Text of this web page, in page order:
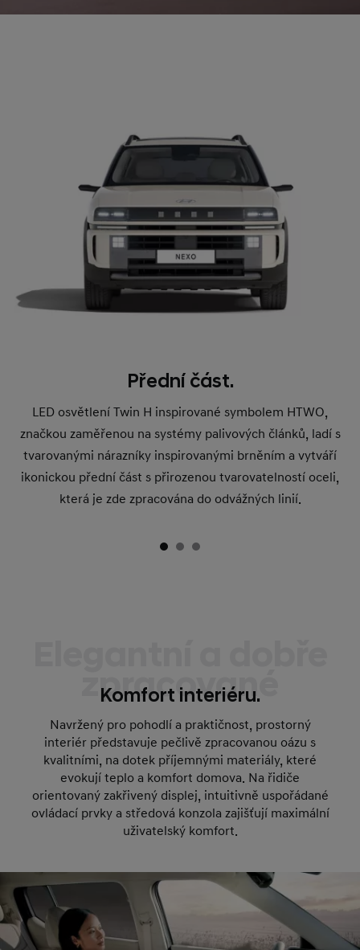
Přední část.
LED osvětlení Twin H inspirované symbolem HTWO,
značkou zaměřenou na systémy palivových článků, ladí s
tvarovanými nárazníky inspirovanými brněním a vytváří
ikonickou přední část s přirozenou tvarovatelností oceli,
která je zde zpracována do odvážných linií.
zpracované
Komfort interiéru.
Navržený pro pohodlí a praktičnost, prostorný
interiér představuje pečlivě zpracovanou oázu s
kvalitními, na dotek příjemnými materiály, které
evokují teplo a komfort domova. Na řidiče
orientovaný zakřivený displej, intuitivně uspořádané
ovládací prvky a středová konzola zajišťují maximální
uživatelský komfort.